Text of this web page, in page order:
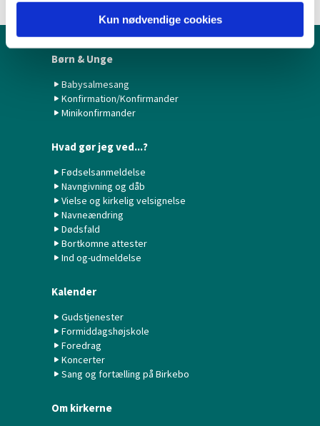
Kun nødvendige cookies
Børn & Unge
Babysalmesang
Konfirmation/Konfirmander
Minikonfirmander
Hvad gør jeg ved...?
Fødselsanmeldelse
Navngivning og dåb
Vielse og kirkelig velsignelse
Navneændring
Dødsfald
Bortkomne attester
Ind og-udmeldelse
Kalender
Gudstjenester
Formiddagshøjskole
Foredrag
Koncerter
Sang og fortælling på Birkebo
Om kirkerne